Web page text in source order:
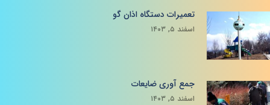
تعمیرات دستگاه اذان گو
اسفند ۵, ۱۴۰۳
جمع آوری ضایعات
اسفند ۵, ۱۴۰۳